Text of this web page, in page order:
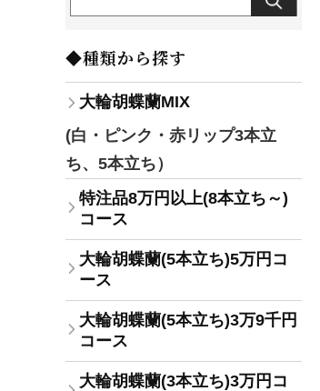
◆種類から探す
大輪胡蝶蘭MIX
(白・ピンク・赤リップ3本立
ち、5本立ち）
特注品8万円以上(8本立ち～)
コース
大輪胡蝶蘭(5本立ち)5万円コ
ース
大輪胡蝶蘭(5本立ち)3万9千円
コース
大輪胡蝶蘭(3本立ち)3万円コ